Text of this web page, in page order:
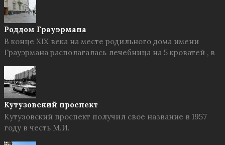
Роддом Грауэрмана
В конце XIX века на месте родильного дома имени
Грауэрмана располагалась лечебница на 5 кроватей , в
Кутузовский проспект
Кутузовский проспект получил свое название в 1957
году в честь М.И.